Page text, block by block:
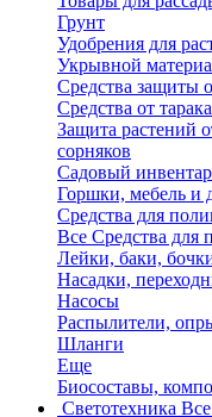
Грунт
Удобрения для
Укрывной
Средства защиты
Средства от
Защита растений
сорняков
Садовый
Горшки, мебель и
Средства для
Все Средства для
Лейки, баки,
Насадки,
Насосы
Распылители,
Шланги
Еще
Биосоставы,
Светотехника